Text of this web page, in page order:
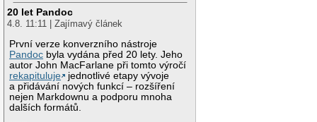
20 let Pandoc
4.8. 11:11 | Zajímavý článek
První verze konverzního nástroje
Pandoc byla vydána před 20 lety. Jeho
autor John MacFarlane při tomto výročí
rekapituluje
jednotlivé etapy vývoje
a přidávání nových funkcí – rozšíření
nejen Markdownu a podporu mnoha
dalších formátů.